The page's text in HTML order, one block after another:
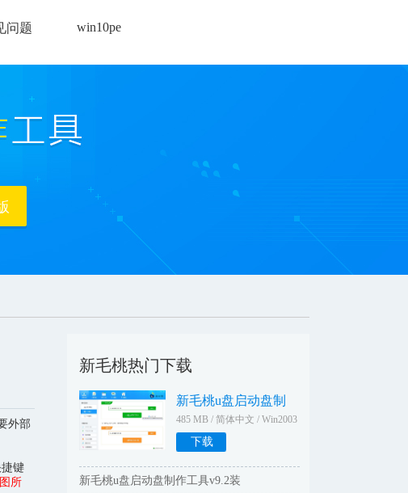
问题 win10pe
外部
键
所
新毛桃热门下载
新毛桃u盘启动盘制
485 MB / 简体中文 / Win2003
WinXPWin2000Win9X
下载
新毛桃u盘启动盘制作工具v9.2装